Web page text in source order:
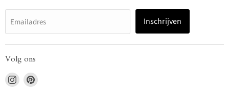
Emailadres Inschrijven
Volg ons
Vind
ons
Vind